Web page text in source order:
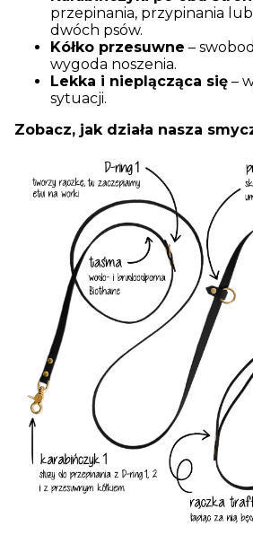
przepinania, przypinania
dwóch psów.
Kółko przesuwne –
wygoda noszenia.
Lekka i nieplącząca się –
sytuacji.
Zobacz, jak działa nasza